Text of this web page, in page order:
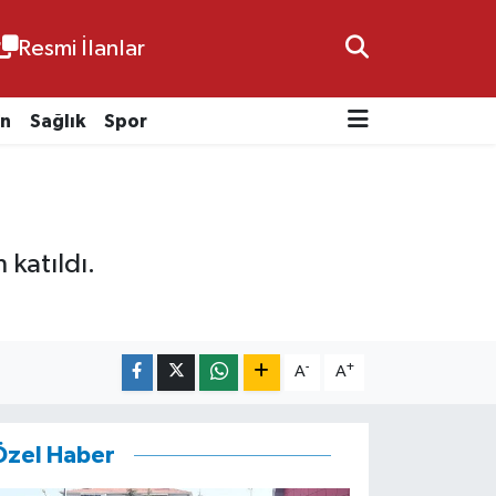
Resmi İlanlar
Sağlık Spor
katıldı.
A- A+
Haber